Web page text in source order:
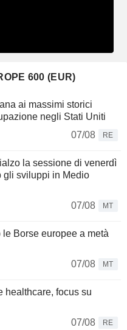
600 (EUR)
ai massimi storici
negli Stati Uniti
07/08
RE
la sessione di venerdì
gli sviluppi in Medio
07/08
MT
Borse europee a metà
07/08
MT
healthcare, focus su
07/08
RE